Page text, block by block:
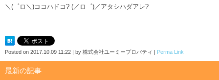
＼(゜ロ＼)ココハドコ? (／ロ゜)／アタシハダアレ?
Posted on 2017.10.09 11:22 | by 株式会社ユーミープロパティ | Perma Link
最新の記事